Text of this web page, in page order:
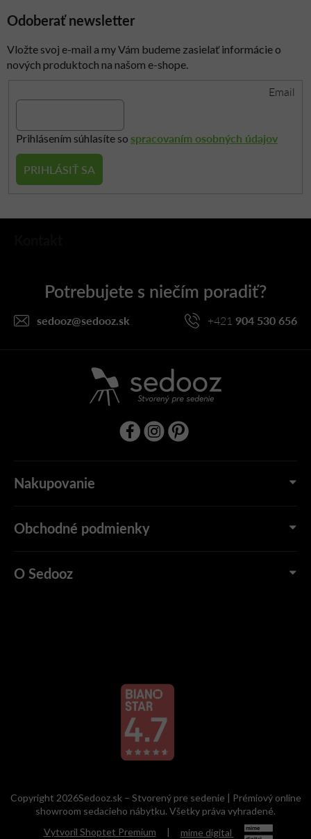
Odoberať newsletter
Vložte svoj e-mail a my Vám budeme zasielať informácie o
nových produktoch na našom e-shope.
Email
Prihlásením súhlasíte so spracovaním osobných údajov
PRIHLÁSIŤ SA
sedooz@sedooz.sk +421 904 530 656
Nakupovanie
Obchodné podmienky
O Sedooz
Vytvoril Shoptet Premium | mime digital
Copyright 2026Sedooz.sk – Stvorený pre sedenie | Prémiový online
showroom sedacieho nábytku. Všetky práva vyhradené.